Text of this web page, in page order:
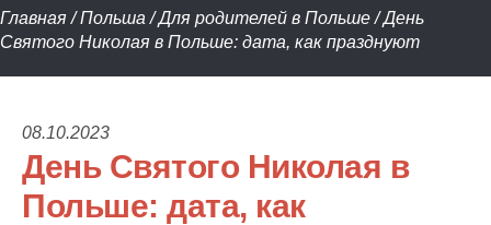
Главная /Польша /Для родителей в Польше /День
Святого Николая в Польше: дата, как празднуют
08.10.2023
День Святого Николая в
Польше: дата, как